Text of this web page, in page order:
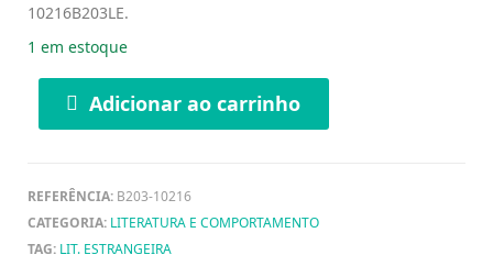
10216B203LE.
1 em estoque
Adicionar ao carrinho
REFERÊNCIA: B203-10216
CATEGORIA: LITERATURA E COMPORTAMENTO
TAG: LIT. ESTRANGEIRA